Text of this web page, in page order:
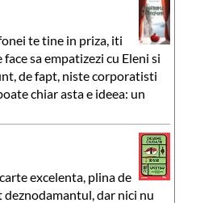
te tine in priza, iti
sa empatizezi cu Eleni si
de fapt, niste corporatisti
chiar asta e ideea: un
excelenta, plina de
deznodamantul, dar nici nu